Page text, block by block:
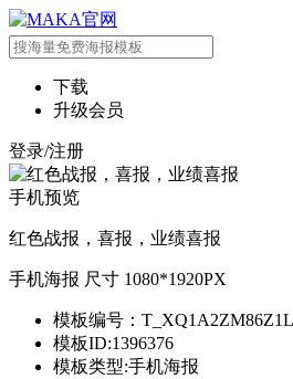
下载
升级会员
登录/注册
手机预览
红色战报，喜报，业绩喜报
手机海报 尺寸 1080*1920PX
模板编号：T_XQ1A2ZM86Z1L
模板ID:1396376
模板类型:手机海报